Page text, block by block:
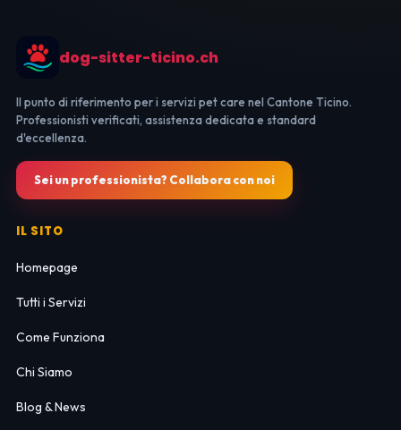
dog-sitter-ticino.ch
Il punto di riferimento per i servizi pet care nel Cantone Ticino.
Professionisti verificati, assistenza dedicata e standard
d'eccellenza.
Sei un professionista? Collabora con noi
IL SITO
Homepage
Tutti i Servizi
Come Funziona
Chi Siamo
Blog & News